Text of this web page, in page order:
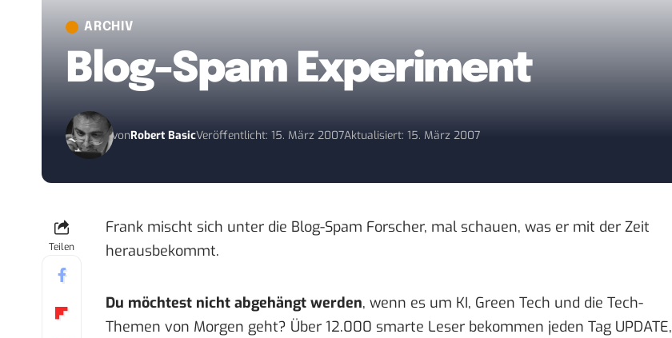
ARCHIV
Blog-Spam Experiment
vonRobert BasicVeröffentlicht: 15. März 2007Aktualisiert: 15. März 2007
Teilen
Frank mischt sich unter die Blog-Spam Forscher, mal schauen, was er mit der Zeit
herausbekommt.
Du möchtest nicht abgehängt werden, wenn es um KI, Green Tech und die Tech-
Themen von Morgen geht? Über 12.000 smarte Leser bekommen jeden Tag UPDATE,